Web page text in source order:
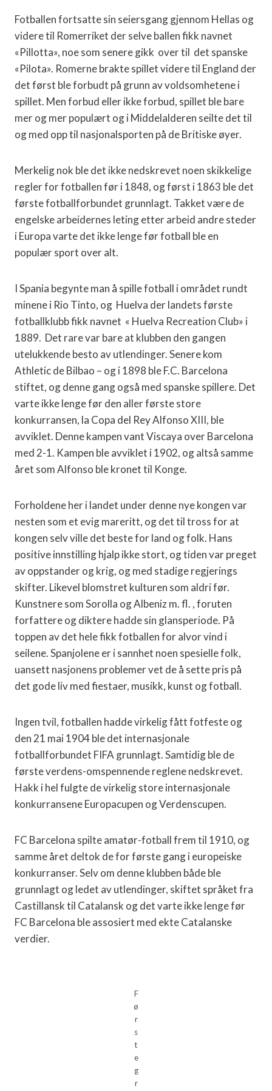
Fotballen fortsatte sin seiersgang gjennom Hellas og
videre til Romerriket der selve ballen fikk navnet
«Pillotta», noe som senere gikk over til det spanske
«Pilota». Romerne brakte spillet videre til England der
det først ble forbudt på grunn av voldsomhetene i
spillet. Men forbud eller ikke forbud, spillet ble bare
mer og mer populært og i Middelalderen seilte det til
og med opp til nasjonalsporten på de Britiske øyer.
Merkelig nok ble det ikke nedskrevet noen skikkelige
regler for fotballen før i 1848, og først i 1863 ble det
første fotballforbundet grunnlagt. Takket være de
engelske arbeidernes leting etter arbeid andre steder
i Europa varte det ikke lenge før fotball ble en
populær sport over alt.
I Spania begynte man å spille fotball i området rundt
minene i Rio Tinto, og Huelva der landets første
fotballklubb fikk navnet « Huelva Recreation Club» i
1889. Det rare var bare at klubben den gangen
utelukkende besto av utlendinger. Senere kom
Athletic de Bilbao – og i 1898 ble F.C. Barcelona
stiftet, og denne gang også med spanske spillere. Det
varte ikke lenge før den aller første store
konkurransen, la Copa del Rey Alfonso XIII, ble
avviklet. Denne kampen vant Viscaya over Barcelona
med 2-1. Kampen ble avviklet i 1902, og altså samme
året som Alfonso ble kronet til Konge.
Forholdene her i landet under denne nye kongen var
nesten som et evig mareritt, og det til tross for at
kongen selv ville det beste for land og folk. Hans
positive innstilling hjalp ikke stort, og tiden var preget
av oppstander og krig, og med stadige regjerings
skifter. Likevel blomstret kulturen som aldri før.
Kunstnere som Sorolla og Albeniz m. fl. , foruten
forfattere og diktere hadde sin glansperiode. På
toppen av det hele fikk fotballen for alvor vind i
seilene. Spanjolene er i sannhet noen spesielle folk,
uansett nasjonens problemer vet de å sette pris på
det gode liv med fiestaer, musikk, kunst og fotball.
Ingen tvil, fotballen hadde virkelig fått fotfeste og
den 21 mai 1904 ble det internasjonale
fotballforbundet FIFA grunnlagt. Samtidig ble de
første verdens-omspennende reglene nedskrevet.
Hakk i hel fulgte de virkelig store internasjonale
konkurransene Europacupen og Verdenscupen.
FC Barcelona spilte amatør-fotball frem til 1910, og
samme året deltok de for første gang i europeiske
konkurranser. Selv om denne klubben både ble
grunnlagt og ledet av utlendinger, skiftet språket fra
Castillansk til Catalansk og det varte ikke lenge før
FC Barcelona ble assosiert med ekte Catalanske
verdier.
F
ø
r
s
t
e
g
r